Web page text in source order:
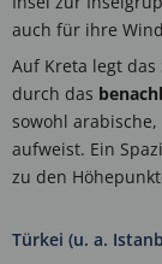
auch für ihre
Auf Kreta legt das
durch das
sowohl
aufweist. Ein
zu den
Türkei (u. a.